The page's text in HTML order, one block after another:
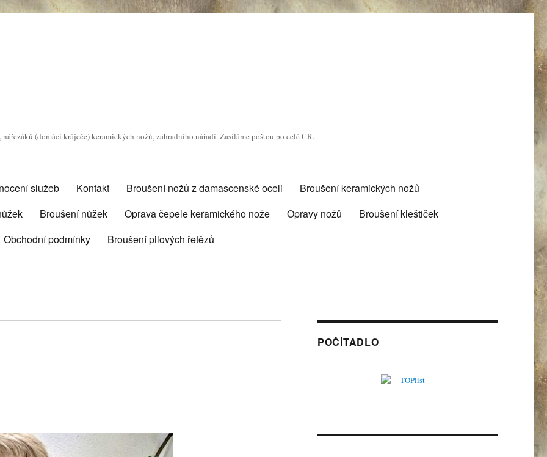
(domácí kráječe) keramických nožů, zahradního nářadí. Zasíláme poštou po celé ČR.
služeb Kontakt Broušení nožů z damascenské oceli
Broušení keramických nožů
Broušení nůžek Oprava čepele keramického nože Opravy nožů
Broušení kleštiček
Obchodní podmínky
Broušení pilových řetězů
POČÍTADLO